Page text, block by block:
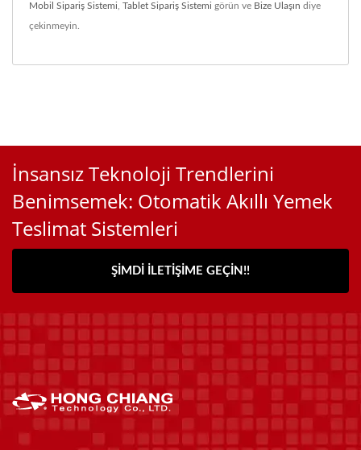
Mobil Sipariş Sistemi Tablet Sipariş Sistemi görün ve Bize Ulaşın diye
çekinmeyin.
İnsansız Teknoloji Trendlerini
Benimsemek: Otomatik Akıllı Yemek
Teslimat Sistemleri
ŞIMDI İLETIŞIME GEÇIN!!